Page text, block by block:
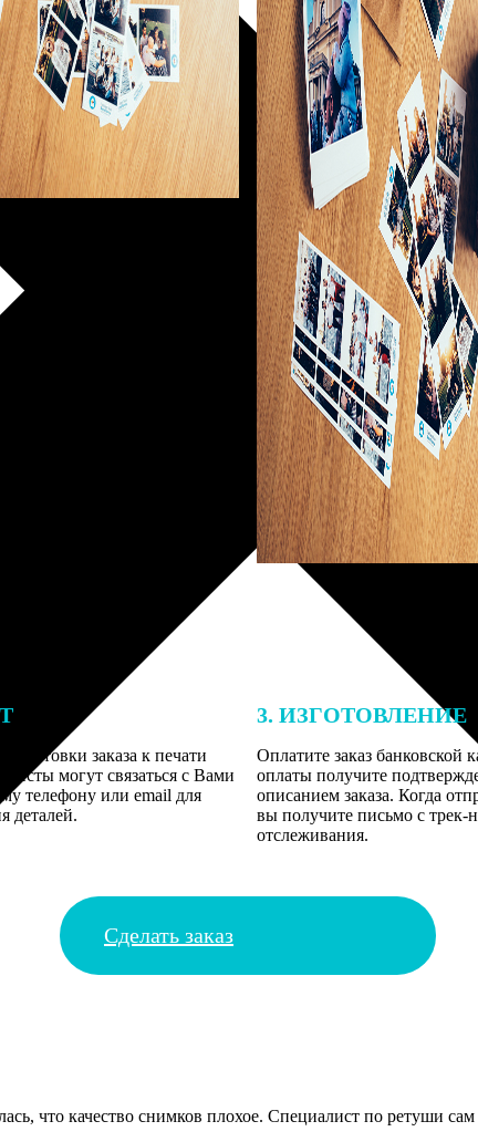
заказа к печати
могут связаться с Вами
телефону или email для
деталей.
3. ИЗГОТОВЛЕНИЕ
Оплатите заказ банковской
оплаты получите
описанием заказа. Когда
вы получите письмо с трек-
отслеживания.
Сделать заказ
что качество снимков плохое. Специалист по ретуши